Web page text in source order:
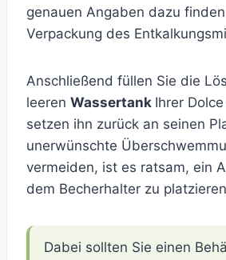
genauen Angaben dazu
Verpackung des
Anschließend füllen Sie die
leeren Wassertank Ihrer
setzen ihn zurück an seinen
unerwünschte
vermeiden, ist es ratsam, ein
dem Becherhalter zu
Dabei sollten Sie einen